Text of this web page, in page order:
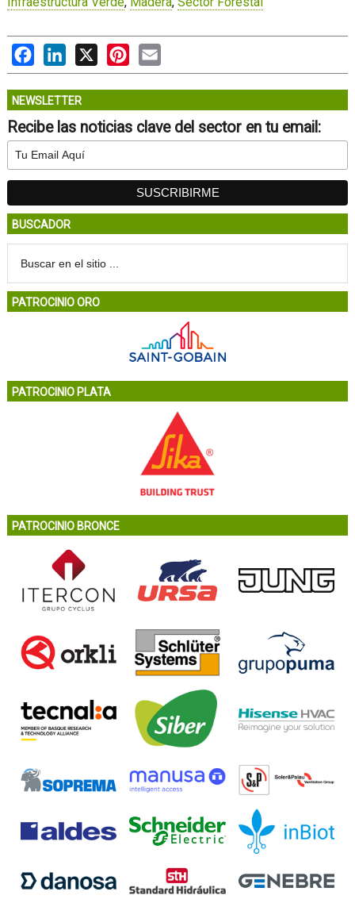
FacebookLinkedIn
X PinterestEmail
NEWSLETTER
Recibe las noticias clave del sector en tu email:
BUSCADOR
PATROCINIO ORO
PATROCINIO PLATA
PATROCINIO BRONCE